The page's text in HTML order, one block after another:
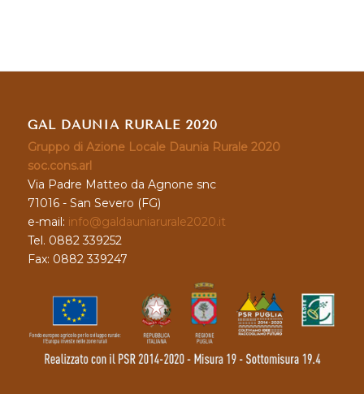
GAL DAUNIA RURALE 2020
Gruppo di Azione Locale Daunia Rurale 2020
soc.cons.arl
Via Padre Matteo da Agnone snc
71016 - San Severo (FG)
e-mail: info@galdauniarurale2020.it
Tel. 0882 339252
Fax: 0882 339247